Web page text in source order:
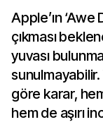
Apple’ın
çıkması
yuvası
sunulmayabilir.
göre karar, hem
hem de aşırı